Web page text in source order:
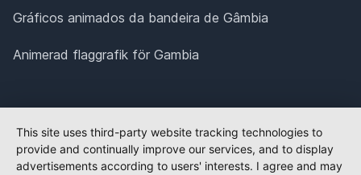
Gráficos animados da bandeira de Gâmbia
Animerad flaggrafik för Gambia
This site uses third-party website tracking technologies to
provide and continually improve our services, and to display
advertisements according to users' interests. I agree and may